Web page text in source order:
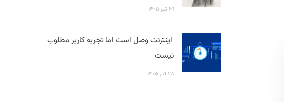
۳۱ تیر ۱۴۰۵
اینترنت وصل است اما تجربه کاربر مطلوب
نیست
۲۸ تیر ۱۴۰۵